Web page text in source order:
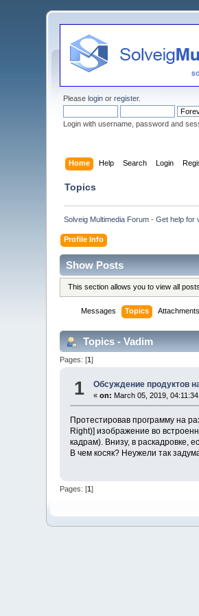
Pleaselogin orregister.
Login with username, password and
Home Help Search Login
Topics
Solveig Multimedia Forum - Get help for
Profile Info
Show Posts
This section allows you to view all
Messages Topics Attachments
Topics - Vadim
Pages: [1]
1 Обсуждение продуктов
«on: March 05, 2019,
Протестировав программу на
Right)] изображение во
кадрам). Внизу, в раскадровке,
В чем косяк? Неужели так
Pages: [1]